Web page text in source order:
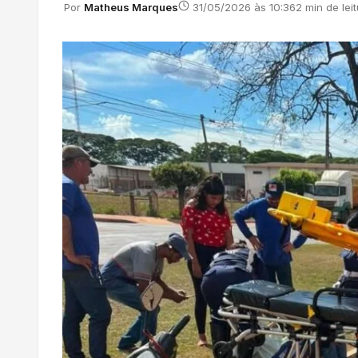
Por Matheus Marques 31/05/2026 às 10:362 min de